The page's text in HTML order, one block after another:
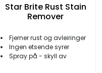
Star Brite Rust Stain
Remover
Fjerner rust og avleiringer
Ingen etsende syrer
Spray på - skyll av